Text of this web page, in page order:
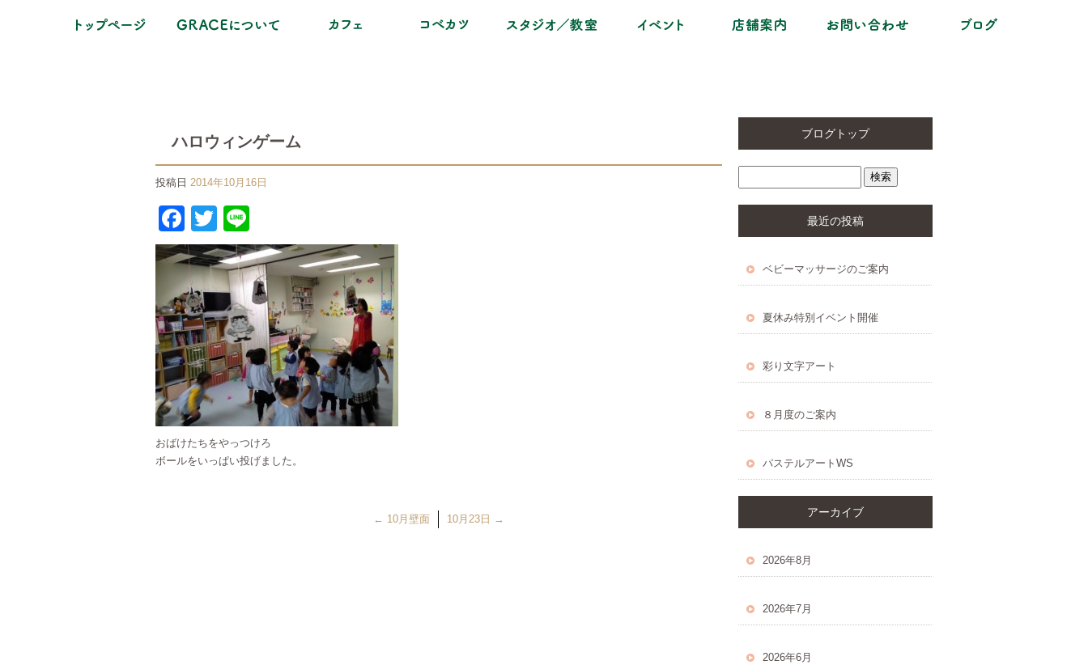
ハロウィンゲーム
投稿日 2014年10月16日
Facebook
Twitter
おばけたちをやっつけろ
ボールをいっぱい投げました。
← 10月壁面 10月23日 →
ブログトップ
最近の投稿
ベビーマッサージのご案内
夏休み特別イベント開催
彩り文字アート
８月度のご案内
パステルアートWS
アーカイブ
2026年8月
2026年7月
2026年6月